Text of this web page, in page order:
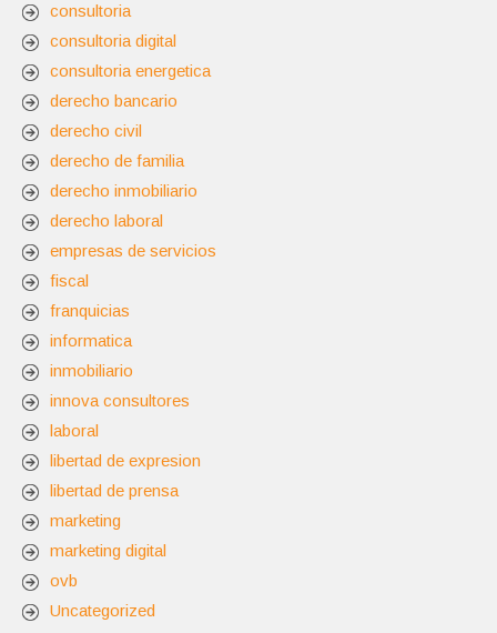
consultoria
consultoria digital
consultoria energetica
derecho bancario
derecho civil
derecho de familia
derecho inmobiliario
derecho laboral
empresas de servicios
fiscal
franquicias
informatica
inmobiliario
innova consultores
laboral
libertad de expresion
libertad de prensa
marketing
marketing digital
ovb
Uncategorized